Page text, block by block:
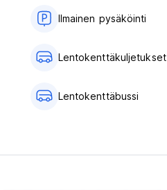
Ilmainen pysäköinti
Lentokenttäkuljetukset
Lentokenttäbussi